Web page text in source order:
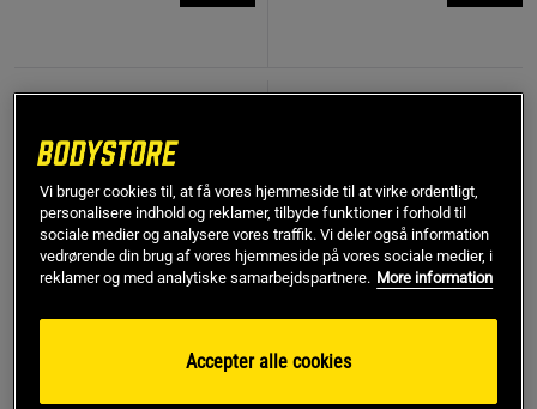
Vi bruger cookies til, at få vores hjemmeside til at virke ordentligt,
personalisere indhold og reklamer, tilbyde funktioner i forhold til
sociale medier og analysere vores traffik. Vi deler også information
vedrørende din brug af vores hjemmeside på vores sociale medier, i
reklamer og med analytiske samarbejdspartnere. More information
Accepter alle cookies